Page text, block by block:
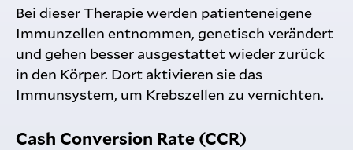
Bei dieser Therapie werden patienteneigene
Immunzellen entnommen, genetisch verändert
und gehen besser ausgestattet wieder zurück
in den Körper. Dort aktivieren sie das
Immunsystem, um Krebszellen zu vernichten.
Cash Conversion Rate (CCR)